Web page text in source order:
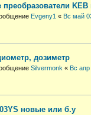
преобразователи KEB
Evgeny1 « Вс май
дозиметр
Silvermonk « Вс апр
новые или б.у